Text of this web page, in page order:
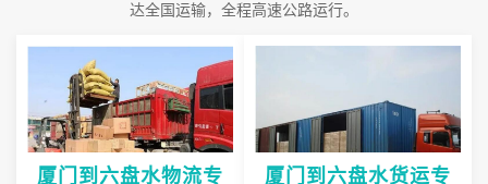
达全国运输，全程高速公路运行。
厦门到六盘水物流专
厦门到六盘水货运专